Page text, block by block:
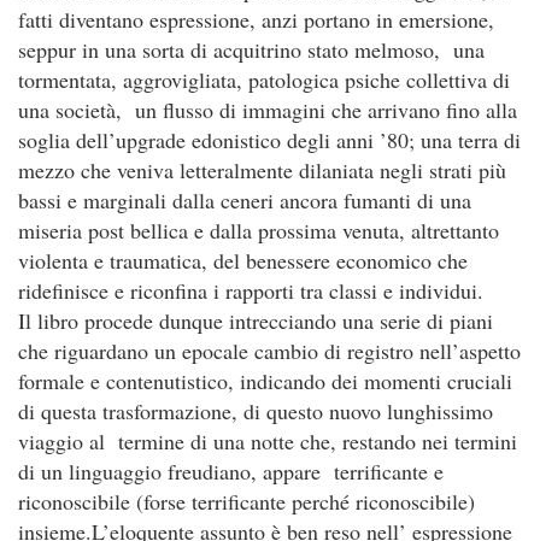
fatti diventano espressione, anzi portano in emersione,
seppur in una sorta di acquitrino stato melmoso, una
tormentata, aggrovigliata, patologica psiche collettiva di
una società, un flusso di immagini che arrivano fino alla
soglia dell’upgrade edonistico degli anni ’80; una terra di
mezzo che veniva letteralmente dilaniata negli strati più
bassi e marginali dalla ceneri ancora fumanti di una
miseria post bellica e dalla prossima venuta, altrettanto
violenta e traumatica, del benessere economico che
ridefinisce e riconfina i rapporti tra classi e individui.
Il libro procede dunque intrecciando una serie di piani
che riguardano un epocale cambio di registro nell’aspetto
formale e contenutistico, indicando dei momenti cruciali
di questa trasformazione, di questo nuovo lunghissimo
viaggio al termine di una notte che, restando nei termini
di un linguaggio freudiano, appare terrificante e
riconoscibile (forse terrificante perché riconoscibile)
insieme.L’eloquente assunto è ben reso nell’ espressione